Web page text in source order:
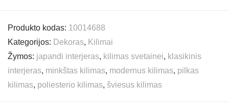
Produkto kodas: 10014688
Kategorijos: Dekoras, Kilimai
Žymos: japandi interjeras, kilimas svetainei, klasikinis
interjeras, minkštas kilimas, modernus kilimas, pilkas
kilimas, poliesterio kilimas, šviesus kilimas